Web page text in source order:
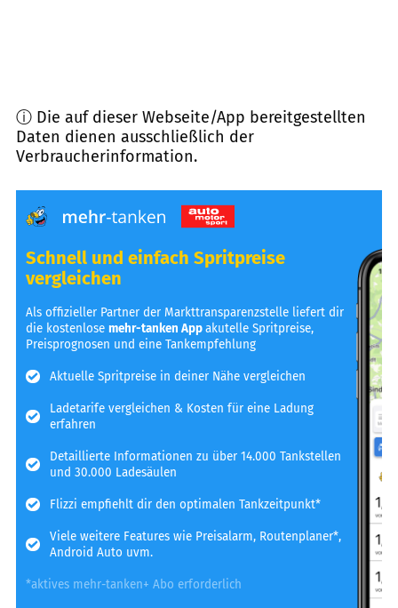
ⓘ Die auf dieser Webseite/App bereitgestellten
Daten dienen ausschließlich der
Verbraucherinformation.
Schnell und einfach Spritpreise
vergleichen
Als offizieller Partner der Markttransparenzstelle liefert dir
die kostenlosemehr-tanken Appakutelle Spritpreise,
Preisprognosen und eine Tankempfehlung
Aktuelle Spritpreise in deiner Nähe vergleichen
Ladetarife vergleichen & Kosten für eine Ladung
erfahren
Detaillierte Informationen zu über 14.000 Tankstellen
und 30.000 Ladesäulen
Flizzi empfiehlt dir den optimalen Tankzeitpunkt*
Viele weitere Features wie Preisalarm, Routenplaner*,
Android Auto uvm.
*aktives mehr-tanken+ Abo erforderlich